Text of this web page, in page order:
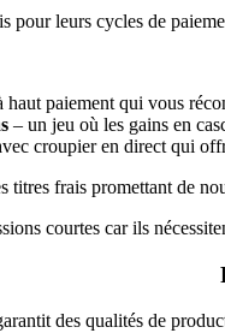
leurs cycles de
haut paiement qui vous
– un jeu où les gains en
croupier en direct qui
frais promettant de
courtes car ils
des qualités de